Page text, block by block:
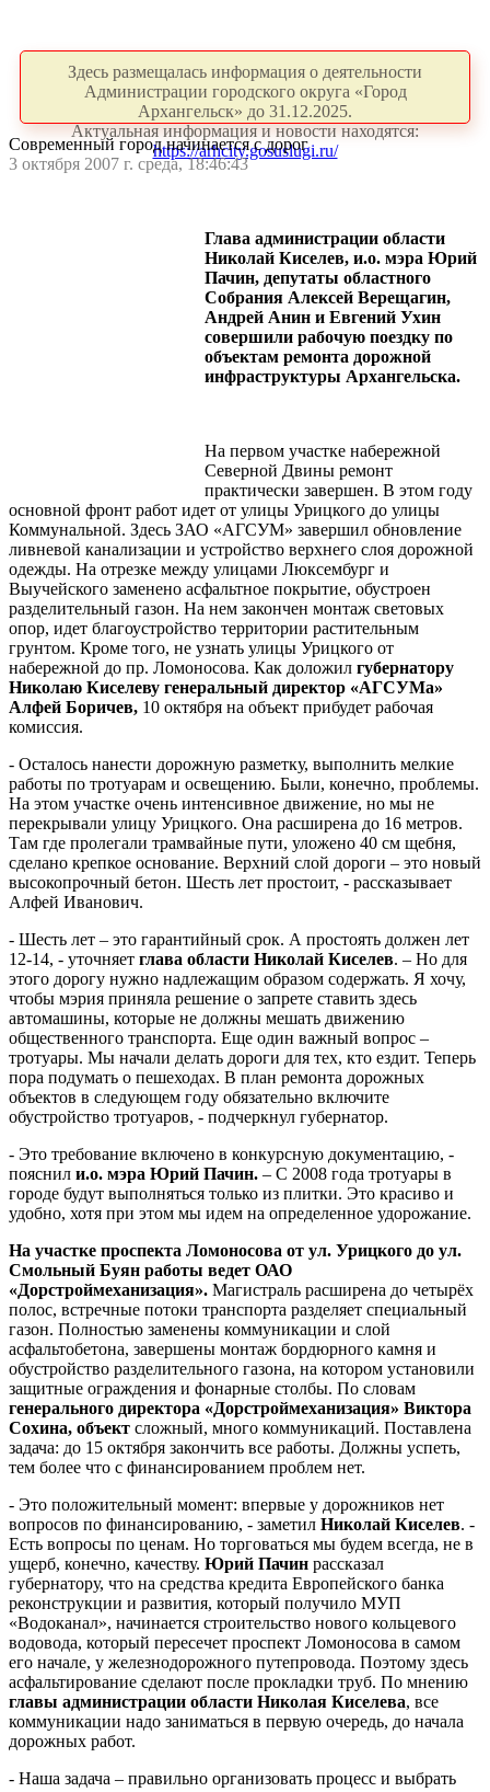
Здесь размещалась информация о деятельности
Администрации городского округа «Город
Архангельск» до 31.12.2025.
Актуальная информация и новости находятся:
https://arhcity.gosuslugi.ru/
Современный город начинается с дорог
3 октября 2007 г. среда, 18:46:43
Глава администрации области
Николай Киселев, и.о. мэра Юрий
Пачин, депутаты областного
Собрания Алексей Верещагин,
Андрей Анин и Евгений Ухин
совершили рабочую поездку по
объектам ремонта дорожной
инфраструктуры Архангельска.
На первом участке набережной
Северной Двины ремонт
практически завершен. В этом году
основной фронт работ идет от улицы Урицкого до улицы
Коммунальной. Здесь ЗАО «АГСУМ» завершил обновление
ливневой канализации и устройство верхнего слоя дорожной
одежды. На отрезке между улицами Люксембург и
Выучейского заменено асфальтное покрытие, обустроен
разделительный газон. На нем закончен монтаж световых
опор, идет благоустройство территории растительным
грунтом. Кроме того, не узнать улицы Урицкого от
набережной до пр. Ломоносова. Как доложил губернатору
Николаю Киселеву генеральный директор «АГСУМа»
Алфей Боричев, 10 октября на объект прибудет рабочая
комиссия.
- Осталось нанести дорожную разметку, выполнить мелкие
работы по тротуарам и освещению. Были, конечно, проблемы.
На этом участке очень интенсивное движение, но мы не
перекрывали улицу Урицкого. Она расширена до 16 метров.
Там где пролегали трамвайные пути, уложено 40 см щебня,
сделано крепкое основание. Верхний слой дороги – это новый
высокопрочный бетон. Шесть лет простоит, - рассказывает
Алфей Иванович.
- Шесть лет – это гарантийный срок. А простоять должен лет
12-14, - уточняет глава области Николай Киселев. – Но для
этого дорогу нужно надлежащим образом содержать. Я хочу,
чтобы мэрия приняла решение о запрете ставить здесь
автомашины, которые не должны мешать движению
общественного транспорта. Еще один важный вопрос –
тротуары. Мы начали делать дороги для тех, кто ездит. Теперь
пора подумать о пешеходах. В план ремонта дорожных
объектов в следующем году обязательно включите
обустройство тротуаров, - подчеркнул губернатор.
- Это требование включено в конкурсную документацию, -
пояснил и.о. мэра Юрий Пачин. – С 2008 года тротуары в
городе будут выполняться только из плитки. Это красиво и
удобно, хотя при этом мы идем на определенное удорожание.
На участке проспекта Ломоносова от ул. Урицкого до ул.
Смольный Буян работы ведет ОАО
«Дорстроймеханизация». Магистраль расширена до четырёх
полос, встречные потоки транспорта разделяет специальный
газон. Полностью заменены коммуникации и слой
асфальтобетона, завершены монтаж бордюрного камня и
обустройство разделительного газона, на котором установили
защитные ограждения и фонарные столбы. По словам
генерального директора «Дорстроймеханизация» Виктора
Сохина, объект сложный, много коммуникаций. Поставлена
задача: до 15 октября закончить все работы. Должны успеть,
тем более что с финансированием проблем нет.
- Это положительный момент: впервые у дорожников нет
вопросов по финансированию, - заметил Николай Киселев. -
Есть вопросы по ценам. Но торговаться мы будем всегда, не в
ущерб, конечно, качеству. Юрий Пачин рассказал
губернатору, что на средства кредита Европейского банка
реконструкции и развития, который получило МУП
«Водоканал», начинается строительство нового кольцевого
водовода, который пересечет проспект Ломоносова в самом
его начале, у железнодорожного путепровода. Поэтому здесь
асфальтирование сделают после прокладки труб. По мнению
главы администрации области Николая Киселева, все
коммуникации надо заниматься в первую очередь, до начала
дорожных работ.
- Наша задача – правильно организовать процесс и выбрать